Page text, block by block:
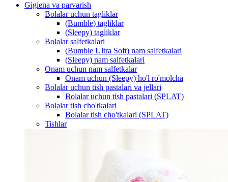
Gigiena va parvarish
Bolalar uchun tagliklar
(Bumble) tagliklar
(Sleepy) tagliklar
Bolalar salfetkalari
(Bumble Ultra Soft) nam salfetkalari
(Sleepy) nam salfetkalari
Onam uchun nam salfetkalar
Onam uchun (Sleepy) ho'l ro'molcha
Bolalar uchun tish pastalari va jellari
Bolalar uchun tish pastalari (SPLAT)
Bolalar tish cho'tkalari
Bolalar tish cho'tkalari (SPLAT)
Tishlar